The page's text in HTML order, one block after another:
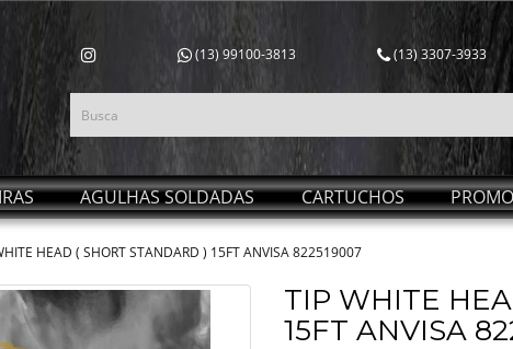
(13) 99100-3813 (13) 3307-3933
AGULHAS SOLDADAS CARTUCHOS
HEAD ( SHORT STANDARD ) 15FT ANVISA 822519007
TIP WHITE
15FT ANVISA